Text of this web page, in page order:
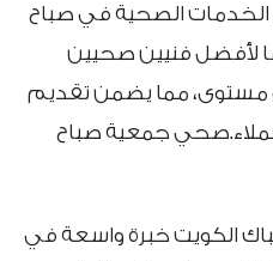
الصحية في صباح
لأفضل فنيين صحيين
مستوى، مما يضمن تقديم
جمعية صباح
الكويت خبرة واسعة في